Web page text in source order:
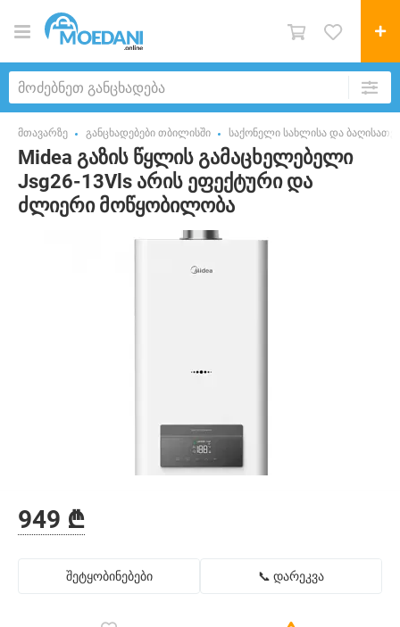
მთავარზე განცხადებები თბილისში საქონელი სახლისა და
Midea გაზის წყლის გამაცხელებელი
Jsg26-13Vls არის ეფექტური და
ძლიერი მოწყობილობა
949 ₾
შეტყობინებები 📞 დარეკვა